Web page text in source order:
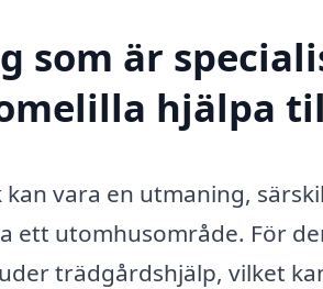
som är
hjälpa
vara en utmaning,
ett utomhusområde. För
trädgårdshjälp, vilket